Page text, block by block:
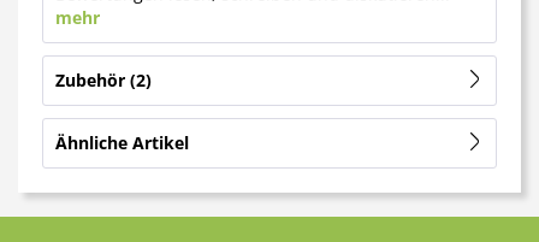
mehr
Zubehör 2
Ähnliche Artikel